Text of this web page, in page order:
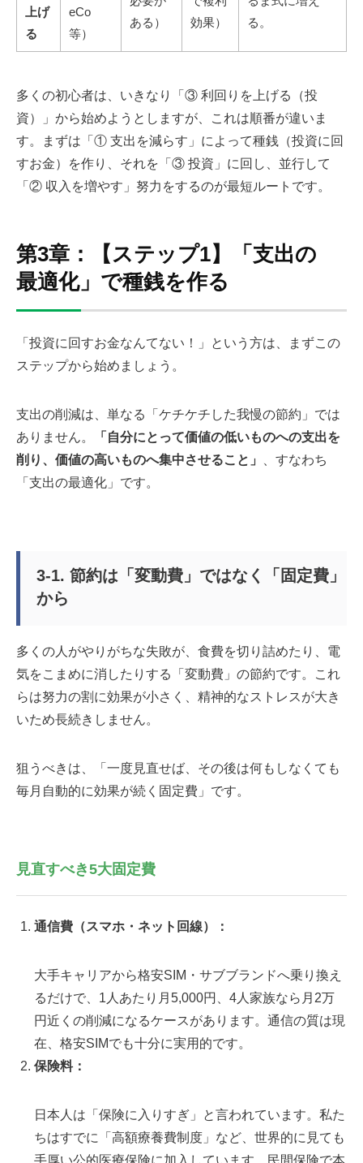
上げ
る
eCo
等）
ある）
効果）
る。
多くの初心者は、いきなり「③ 利回りを上げる（投
資）」から始めようとしますが、これは順番が違いま
す。まずは「① 支出を減らす」によって種銭（投資に回
すお金）を作り、それを「③ 投資」に回し、並行して
「② 収入を増やす」努力をするのが最短ルートです。
第3章：【ステップ1】「支出の
最適化」で種銭を作る
「投資に回すお金なんてない！」という方は、まずこの
ステップから始めましょう。
支出の削減は、単なる「ケチケチした我慢の節約」では
ありません。
「自分にとって価値の低いものへの支出を
削り、価値の高いものへ集中させること」
、すなわち
「支出の最適化」です。
3-1. 節約は「変動費」ではなく「固定費」
から
多くの人がやりがちな失敗が、食費を切り詰めたり、電
気をこまめに消したりする「変動費」の節約です。これ
らは努力の割に効果が小さく、精神的なストレスが大き
いため長続きしません。
狙うべきは、「一度見直せば、その後は何もしなくても
毎月自動的に効果が続く固定費」です。
見直すべき5大固定費
通信費（スマホ・ネット回線）：
大手キャリアから格安SIM・サブブランドへ乗り換え
るだけで、1人あたり月5,000円、4人家族なら月2万
円近くの削減になるケースがあります。通信の質は現
在、格安SIMでも十分に実用的です。
保険料：
日本人は「保険に入りすぎ」と言われています。私た
ちはすでに「高額療養費制度」など、世界的に見ても
手厚い公的医療保険に加入しています。民間保険で本